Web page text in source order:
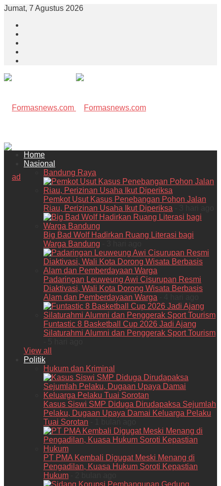
Jumat, 7 Agustus 2026
Home
Nasional
Bandung Raya
Pemkot Usut Kasus Penebangan Pohon Jalan
Riau, Perizinan Usaha Ikut Diperiksa
Big Bad Wolf Hadirkan Ruang Literasi bagi
Warga Bandung
Padaringan Leuweung Awi Cisurupan Resmi
Diaktivasi, Wali Kota Dorong Wisata Berbasis
Alam dan Pemberdayaan Warga
Funtastic 8 Basketball Cup 2026 Jadi Ajang
Silaturahmi Alumni dan Penggerak Sport Tourism
View all
Politik
Hukum dan Kriminal
Kasus Siswi SMP Diduga Dirudapaksa Sejumlah
Pelaku, Dugaan Upaya Damai Keluarga Pelaku
Tuai Sorotan
PT PMA Kembali Digugat Meski Menang di
Pengadilan, Kuasa Hukum Soroti Kepastian
Hukum